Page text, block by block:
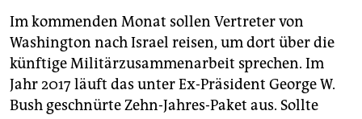
Im kommenden Monat sollen Vertreter von
Washington nach Israel reisen, um dort über die
künftige Militärzusammenarbeit sprechen. Im
Jahr 2017 läuft das unter Ex-Präsident George W.
Bush geschnürte Zehn-Jahres-Paket aus. Sollte